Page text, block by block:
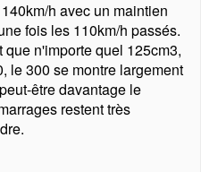
h avec un maintien
fois les 110km/h passés.
n'importe quel 125cm3,
le 300 se montre largement
être davantage le
restent très